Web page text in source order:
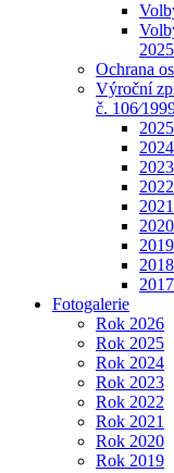
2025
Ochrana
Výroční
č.
2025
2024
2023
2022
2021
2020
2019
2018
2017
Fotogalerie
Rok 2026
Rok 2025
Rok 2024
Rok 2023
Rok 2022
Rok 2021
Rok 2020
Rok 2019